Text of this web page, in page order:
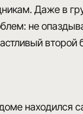
Даже в
не
второй
находился